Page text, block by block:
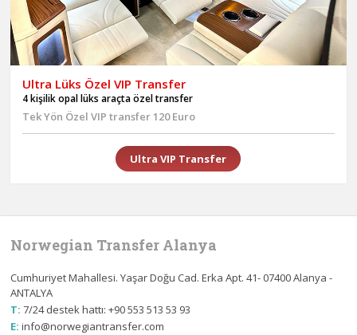
Ultra Lüks Özel VIP Transfer
4 kişilik opal lüks araçta özel transfer
Tek Yön Özel VIP transfer 120 Euro
Ultra VIP Transfer
Norwegian Transfer Alanya
Cumhuriyet Mahallesi. Yaşar Doğu Cad. Erka Apt. 41- 07400 Alanya -
ANTALYA
T: 7/24 destek hattı: +90 553 513 53 93
E: info@norwegiantransfer.com